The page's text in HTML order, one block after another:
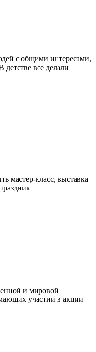
с общими интересами,
все делали
мастер-класс, выставка
и мировой
участии в акции